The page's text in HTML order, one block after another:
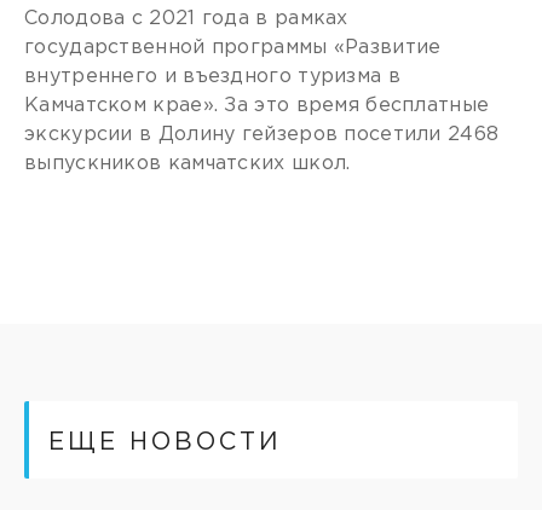
Солодова с 2021 года в рамках
государственной программы «Развитие
внутреннего и въездного туризма в
Камчатском крае». За это время бесплатные
экскурсии в Долину гейзеров посетили 2468
выпускников камчатских школ.
ЕЩЕ НОВОСТИ